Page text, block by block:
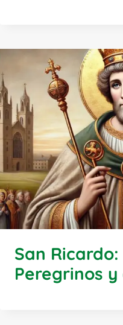
San
Peregrinos